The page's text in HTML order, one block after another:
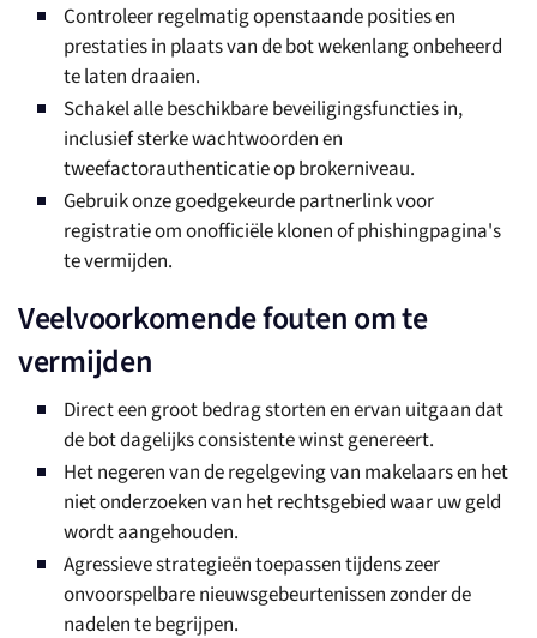
Controleer regelmatig openstaande posities en
prestaties in plaats van de bot wekenlang onbeheerd
te laten draaien.
Schakel alle beschikbare beveiligingsfuncties in,
inclusief sterke wachtwoorden en
tweefactorauthenticatie op brokerniveau.
Gebruik onze goedgekeurde partnerlink voor
registratie om onofficiële klonen of phishingpagina's
te vermijden.
Veelvoorkomende fouten om te
vermijden
Direct een groot bedrag storten en ervan uitgaan dat
de bot dagelijks consistente winst genereert.
Het negeren van de regelgeving van makelaars en het
niet onderzoeken van het rechtsgebied waar uw geld
wordt aangehouden.
Agressieve strategieën toepassen tijdens zeer
onvoorspelbare nieuwsgebeurtenissen zonder de
nadelen te begrijpen.